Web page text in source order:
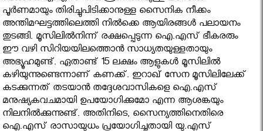
പൂര്‍ണമായും തിരിച്ചുപിടിക്കാനുള്ള സൈനിക നീക്കം
അന്തിമഘട്ടത്തിലെത്തി നില്‍ക്കെ ആയിരങ്ങള്‍ പലായനം
തുടങ്ങി. മൂസിലില്‍നിന്ന് രക്ഷപ്പെടുന്ന ഐ.എസ് ഭീകരരും
ഈ വഴി സിറിയയിലത്തൊന്‍ സാധ്യതയുള്ളതായും
അഭ്യൂഹമുണ്ട്. ഏതാണ്ട് 15 ലക്ഷം ആളുകള്‍ മൂസിലില്‍
കഴിയുന്നുണ്ടെന്നാണ് കണക്ക്. ഇറാഖ് സേന മൂസിലിലേക്ക്
കടക്കുന്നത് തടയാന്‍ തദ്ദേശവാസികളെ ഐ.എസ്
മനുഷ്യകവചമായി ഉപയോഗിക്കുമോ എന്ന ആശങ്കയും
നിലനില്‍ക്കുന്നുണ്ട്. അതിനിടെ, സൈന്യത്തിനെതിരെ
ഐ.എസ് രാസായുധം പ്രയോഗിച്ചതായി യു.എസ്